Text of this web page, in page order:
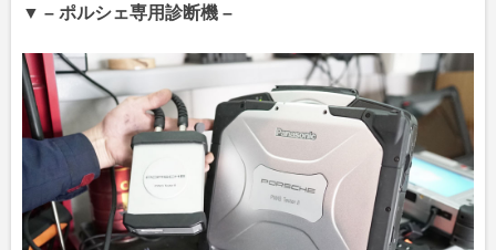
▼ – ポルシェ専用診断機 –